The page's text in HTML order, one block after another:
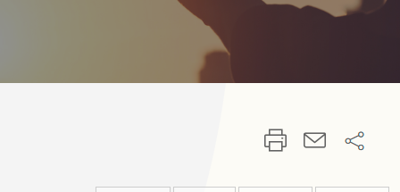
뛰